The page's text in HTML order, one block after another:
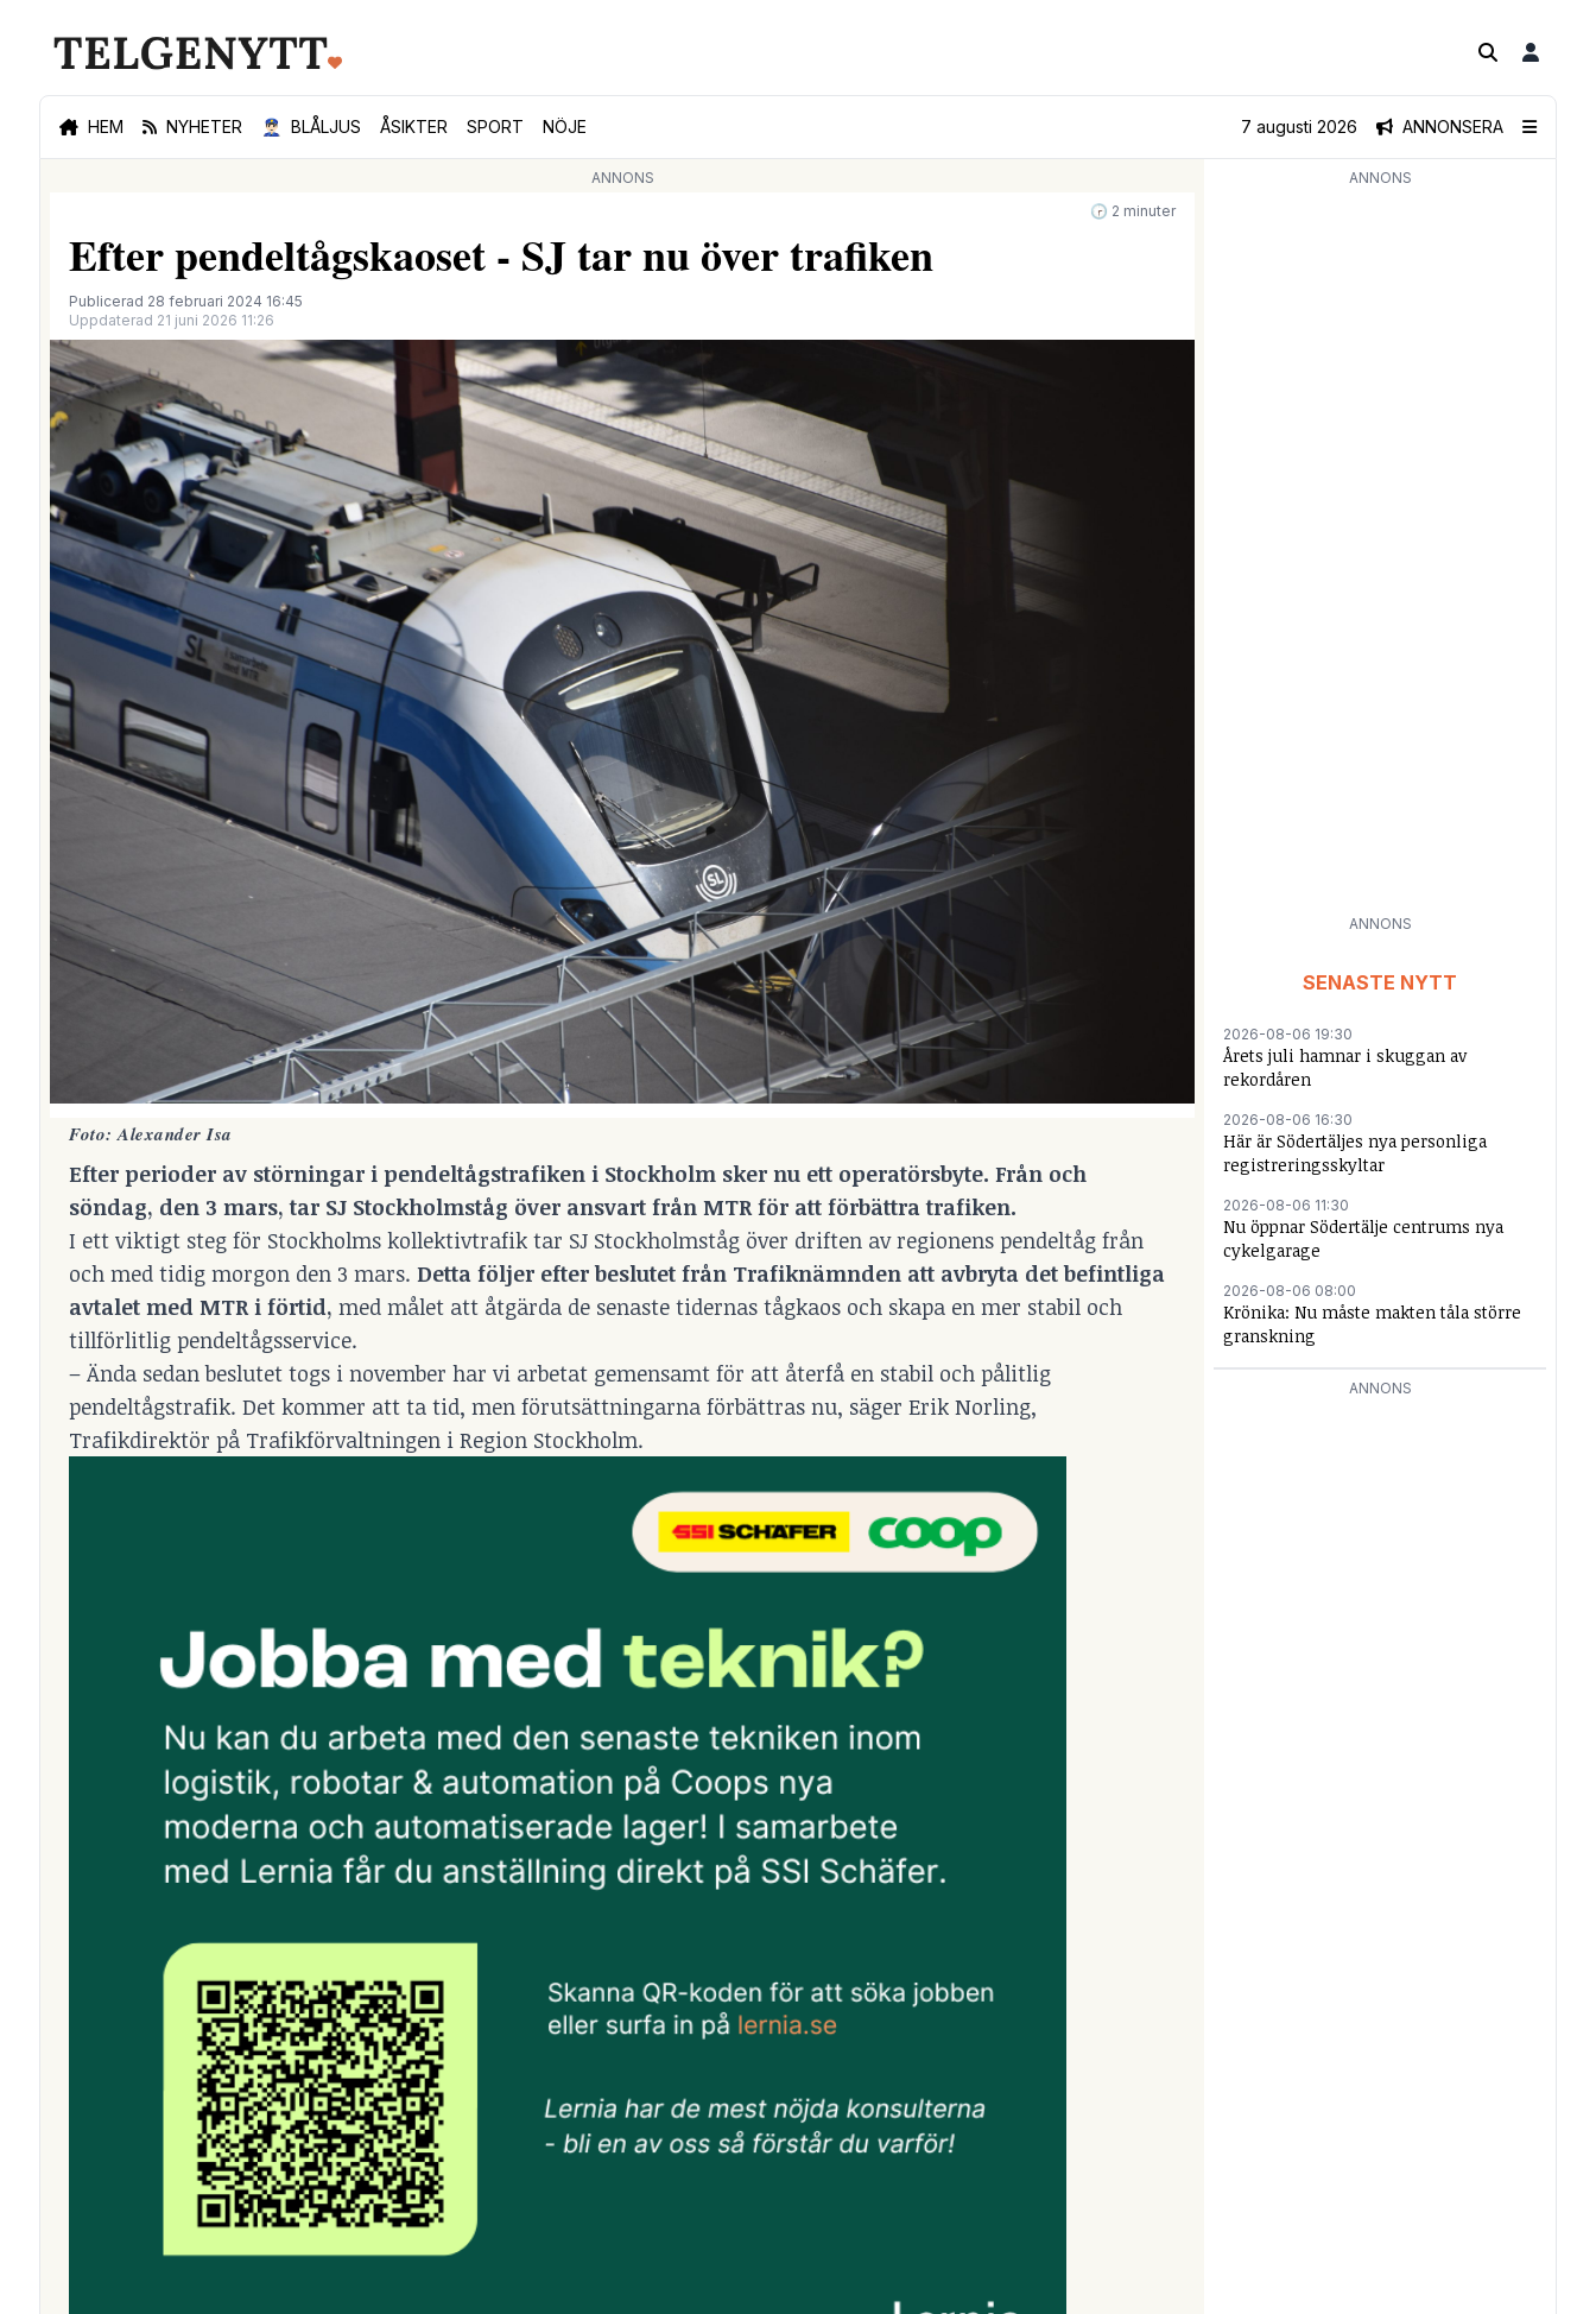
HEM NYHETER 👮🏻‍♂️ BLÅLJUS ÅSIKTER SPORT NÖJE ANNONSERA
7 augusti 2026
ANNONS
🕝 2 minuter
Efter pendeltågskaoset - SJ tar nu över trafiken
Publicerad 28 februari 2024 16:45
Uppdaterad 21 juni 2026 11:26
Foto: Alexander Isa
Efter perioder av störningar i pendeltågstrafiken i Stockholm sker nu ett operatörsbyte. Från och
söndag, den 3 mars, tar SJ Stockholmståg över ansvart från MTR för att förbättra trafiken.
I ett viktigt steg för Stockholms kollektivtrafik tar SJ Stockholmståg över driften av regionens pendeltåg från
och med tidig morgon den 3 mars. Detta följer efter beslutet från Trafiknämnden att avbryta det befintliga
avtalet med MTR i förtid, med målet att åtgärda de senaste tidernas tågkaos och skapa en mer stabil och
tillförlitlig pendeltågsservice.
– Ända sedan beslutet togs i november har vi arbetat gemensamt för att återfå en stabil och pålitlig
pendeltågstrafik. Det kommer att ta tid, men förutsättningarna förbättras nu, säger Erik Norling,
Trafikdirektör på Trafikförvaltningen i Region Stockholm.
ANNONS
ANNONS
SENASTE NYTT
2026-08-06 19:30
Årets juli hamnar i skuggan av
rekordåren
2026-08-06 16:30
Här är Södertäljes nya personliga
registreringsskyltar
2026-08-06 11:30
Nu öppnar Södertälje centrums nya
cykelgarage
2026-08-06 08:00
Krönika: Nu måste makten tåla större
granskning
ANNONS